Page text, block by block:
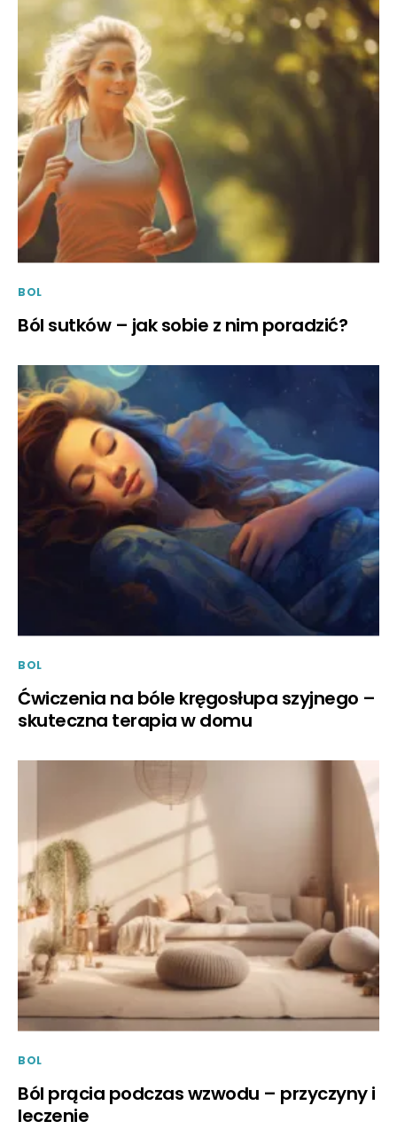
BOL
Ból sutków – jak sobie z nim poradzić?
BOL
Ćwiczenia na bóle kręgosłupa szyjnego –
skuteczna terapia w domu
BOL
Ból prącia podczas wzwodu – przyczyny i
leczenie